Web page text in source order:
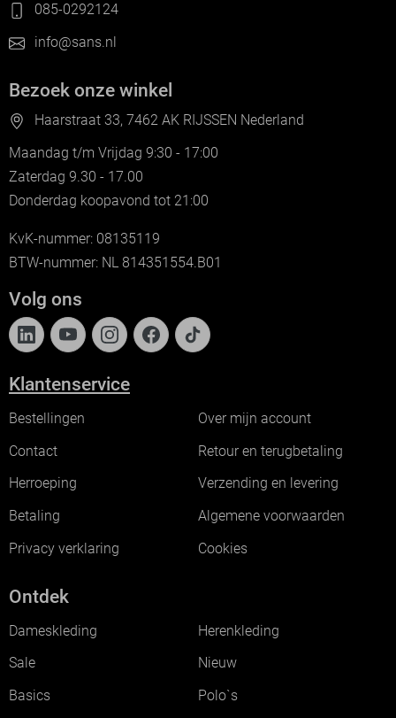
085-0292124
info@sans.nl
Bezoek onze winkel
Haarstraat 33, 7462 AK RIJSSEN Nederland
Maandag t/m Vrijdag 9:30 - 17:00
Zaterdag 9.30 - 17.00
Donderdag koopavond tot 21:00
KvK-nummer: 08135119
BTW-nummer: NL 814351554.B01
Volg ons
Klantenservice
Bestellingen
Over mijn account
Contact
Retour en terugbetaling
Herroeping
Verzending en levering
Betaling
Algemene voorwaarden
Privacy verklaring
Cookies
Ontdek
Dameskleding
Herenkleding
Sale
Nieuw
Basics
Polo`s